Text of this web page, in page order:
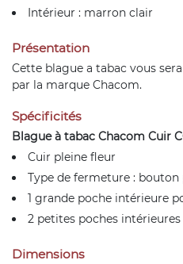
Intérieur : marron clair
Présentation
Cette blague a tabac vous
par la marque Chacom.
Spécificités
Blague à tabac Chacom Cuir
Cuir pleine fleur
Type de fermeture : bouton
1 grande poche intérieure
2 petites poches
Dimensions